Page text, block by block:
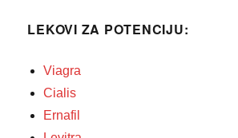
LEKOVI ZA POTENCIJU:
Viagra
Cialis
Ernafil